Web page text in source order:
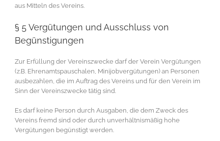
aus Mitteln des Vereins.
§ 5 Vergütungen und Ausschluss von
Begünstigungen
Zur Erfüllung der Vereinszwecke darf der Verein Vergütungen
(z.B. Ehrenamtspauschalen, Minijobvergütungen) an Personen
ausbezahlen, die im Auftrag des Vereins und für den Verein im
Sinn der Vereinszwecke tätig sind.
Es darf keine Person durch Ausgaben, die dem Zweck des
Vereins fremd sind oder durch unverhältnismäßig hohe
Vergütungen begünstigt werden.